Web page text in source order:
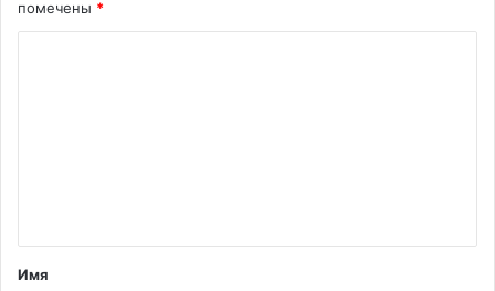
помечены *
т
а
Имя